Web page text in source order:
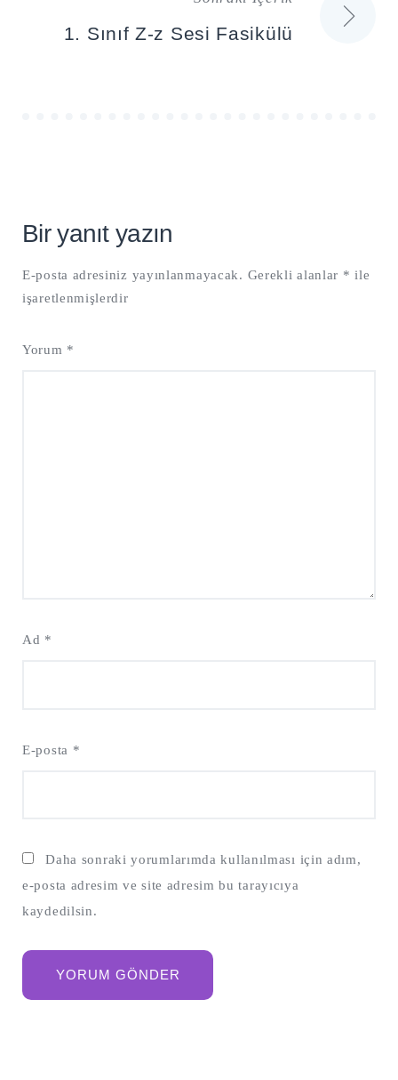
1. Sınıf Z-z Sesi Fasikülü
Bir yanıt yazın
E-posta adresiniz yayınlanmayacak. Gerekli alanlar * ile
işaretlenmişlerdir
Yorum *
Ad *
E-posta *
Daha sonraki yorumlarımda kullanılması için adım,
e-posta adresim ve site adresim bu tarayıcıya
kaydedilsin.